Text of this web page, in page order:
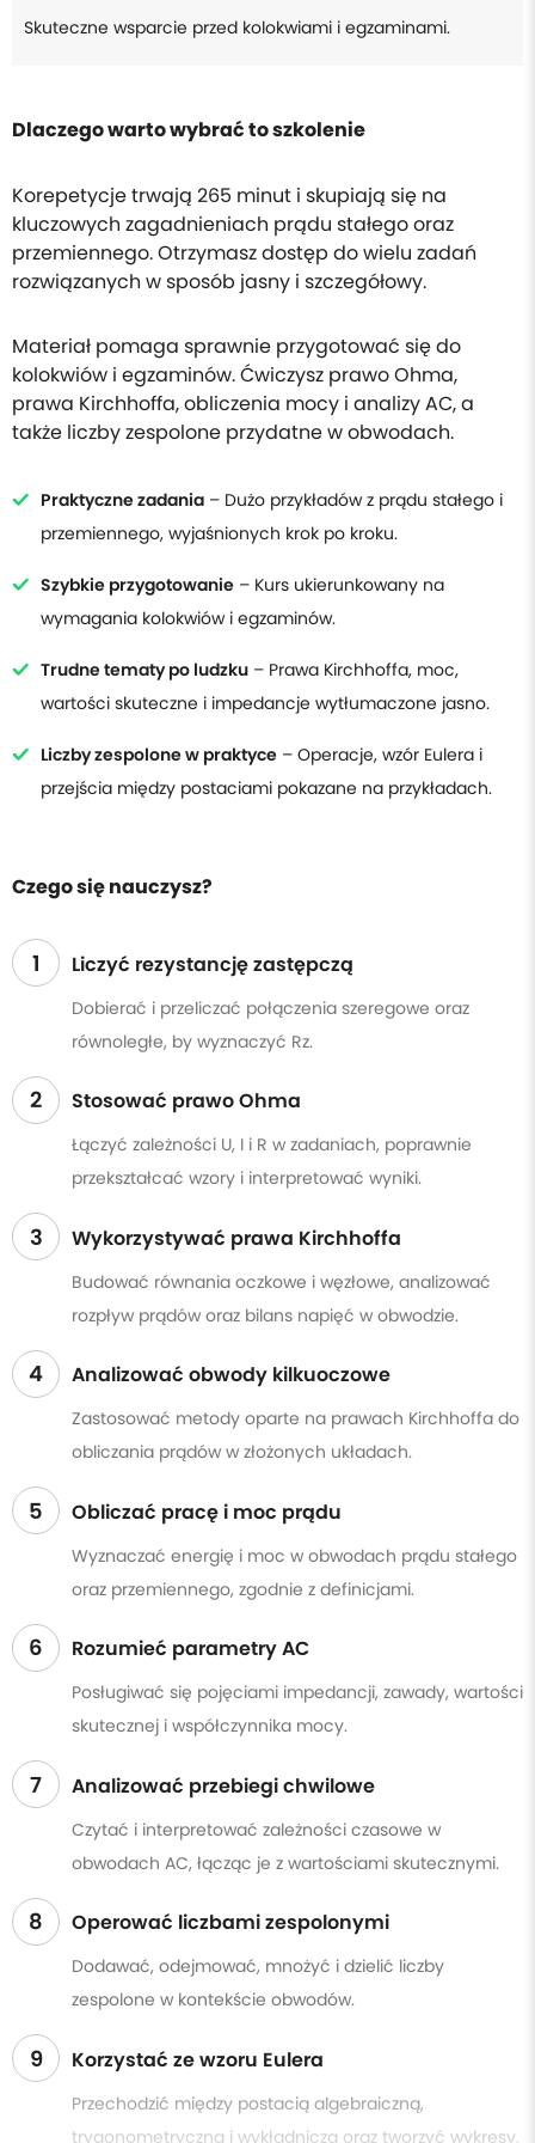
Skuteczne wsparcie przed kolokwiami i egzaminami.
Dlaczego warto wybrać to szkolenie
Korepetycje trwają 265 minut i skupiają się na
kluczowych zagadnieniach prądu stałego oraz
przemiennego. Otrzymasz dostęp do wielu zadań
rozwiązanych w sposób jasny i szczegółowy.
Materiał pomaga sprawnie przygotować się do
kolokwiów i egzaminów. Ćwiczysz prawo Ohma,
prawa Kirchhoffa, obliczenia mocy i analizy AC, a
także liczby zespolone przydatne w obwodach.
Praktyczne zadania – Dużo przykładów z prądu stałego i
przemiennego, wyjaśnionych krok po kroku.
Szybkie przygotowanie – Kurs ukierunkowany na
wymagania kolokwiów i egzaminów.
Trudne tematy po ludzku – Prawa Kirchhoffa, moc,
wartości skuteczne i impedancje wytłumaczone jasno.
Liczby zespolone w praktyce – Operacje, wzór Eulera i
przejścia między postaciami pokazane na przykładach.
Czego się nauczysz?
1 Liczyć rezystancję zastępczą
Dobierać i przeliczać połączenia szeregowe oraz
równoległe, by wyznaczyć Rz.
2 Stosować prawo Ohma
Łączyć zależności U, I i R w zadaniach, poprawnie
przekształcać wzory i interpretować wyniki.
3 Wykorzystywać prawa Kirchhoffa
Budować równania oczkowe i węzłowe, analizować
rozpływ prądów oraz bilans napięć w obwodzie.
4 Analizować obwody kilkuoczowe
Zastosować metody oparte na prawach Kirchhoffa do
obliczania prądów w złożonych układach.
5 Obliczać pracę i moc prądu
Wyznaczać energię i moc w obwodach prądu stałego
oraz przemiennego, zgodnie z definicjami.
6 Rozumieć parametry AC
Posługiwać się pojęciami impedancji, zawady, wartości
skutecznej i współczynnika mocy.
7 Analizować przebiegi chwilowe
Czytać i interpretować zależności czasowe w
obwodach AC, łącząc je z wartościami skutecznymi.
8 Operować liczbami zespolonymi
Dodawać, odejmować, mnożyć i dzielić liczby
zespolone w kontekście obwodów.
9 Korzystać ze wzoru Eulera
Przechodzić między postacią algebraiczną,
trygonometryczną i wykładniczą oraz tworzyć wykresy.